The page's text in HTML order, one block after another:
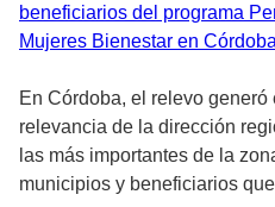
beneficiarios del programa
Mujeres Bienestar en Córdoba
En Córdoba, el relevo
relevancia de la dirección
las más importantes de la
municipios y beneficiarios